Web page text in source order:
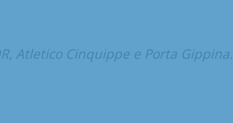
Atletico Cinquippe e Porta Gippina.